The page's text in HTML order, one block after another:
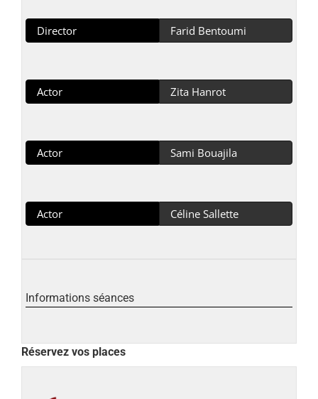
Director Farid Bentoumi
Actor Zita Hanrot
Actor Sami Bouajila
Actor Céline Sallette
Informations séances
Réservez vos places